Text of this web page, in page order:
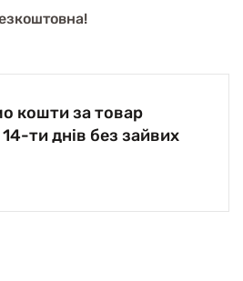
кошти за товар
ти днів без зайвих